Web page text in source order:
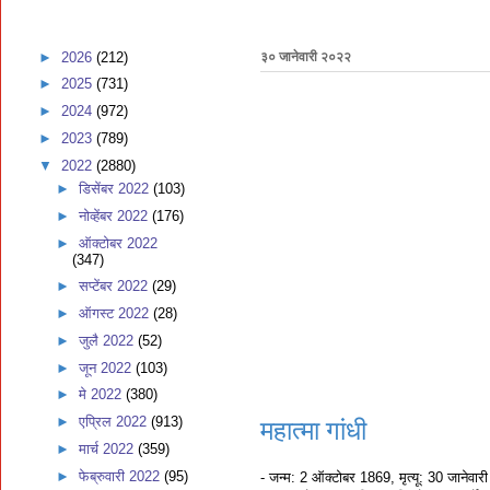
३० जानेवारी २०२२
महात्मा गांधी
- जन्म: 2 ऑक्टोबर 1869, मृत्यू: 30
► 2026 (212)
► 2025 (731)
► 2024 (972)
► 2023 (789)
▼ 2022 (2880)
► डिसेंबर 2022 (103)
► नोव्हेंबर 2022 (176)
► ऑक्टोबर 2022
(347)
► सप्टेंबर 2022 (29)
► ऑगस्ट 2022 (28)
► जुलै 2022 (52)
► जून 2022 (103)
► मे 2022 (380)
► एप्रिल 2022 (913)
► मार्च 2022 (359)
► फेब्रुवारी 2022 (95)